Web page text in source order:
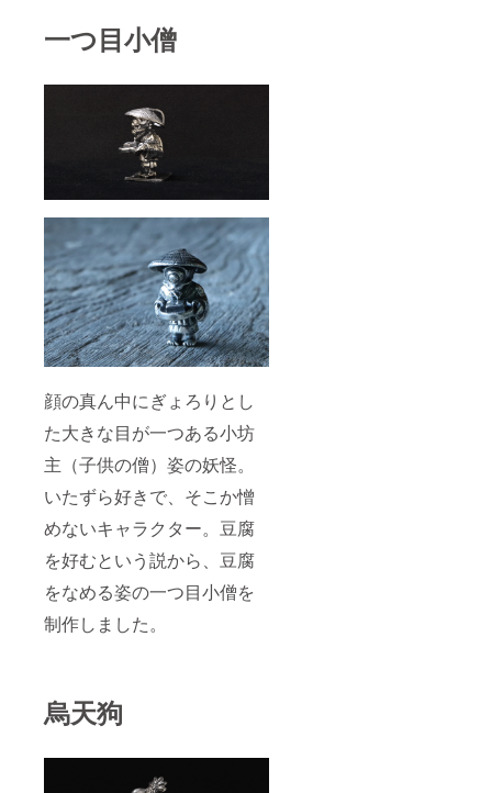
一つ目小僧
顔の真ん中にぎょろりとし
た大きな目が一つある小坊
主（子供の僧）姿の妖怪。
いたずら好きで、そこか憎
めないキャラクター。豆腐
を好むという説から、豆腐
をなめる姿の一つ目小僧を
制作しました。
烏天狗